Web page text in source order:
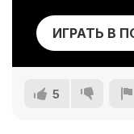
ИГРАТЬ В
5